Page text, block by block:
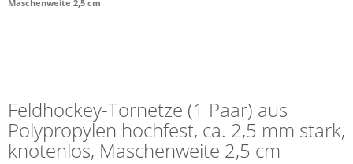
Maschenweite 2,5 cm
Feldhockey-Tornetze (1 Paar) aus
Polypropylen hochfest, ca. 2,5 mm stark,
knotenlos, Maschenweite 2,5 cm